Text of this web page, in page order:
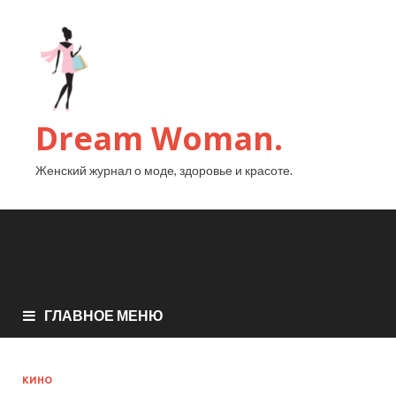
Dream Woman.
Женский журнал о моде, здоровье и красоте.
ГЛАВНОЕ МЕНЮ
КИНО